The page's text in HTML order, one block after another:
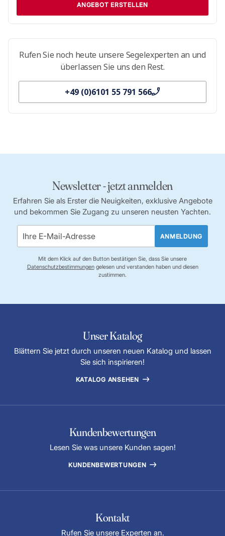
ANGEBOT ERSTELLEN
Rufen Sie noch heute unsere Segelexperten an und
überlassen Sie uns den Rest.
+49 (0)6101 55 791 566
Newsletter - jetzt anmelden
Erfahren Sie als Erster die Neuigkeiten, exklusive Angebote
und bekommen Sie Zugang zu unseren neusten Yachten.
ANMELDUNG
Mit dem Klick auf den Button bestätigen Sie, dass Sie unsere
Datenschutzbestimmungengelesen und verstanden haben und diesen
zustimmen.
Unser Katalog
Blättern Sie jetzt durch unseren neuen Katalog und lassen
Sie sich inspirieren!
KATALOG ANSEHEN
Kundenbewertungen
Lesen Sie was unsere Kunden sagen!
KUNDENBEWERTUNGEN
Kontakt
Rufen Sie unsere Experten an.